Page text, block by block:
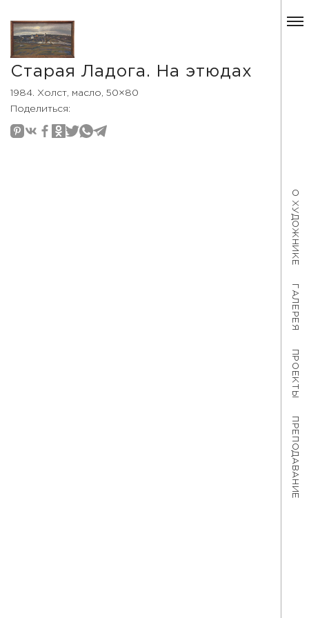
О ХУДОЖНИКЕ
ГАЛЕРЕЯ
ПРОЕКТЫ
ПРЕПОДАВАНИЕ
Старая Ладога. На этюдах
1984. Холст, масло, 50×80
Поделиться: